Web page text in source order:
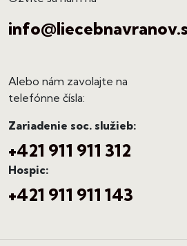
Alebo nám zavolajte na
telefónne čísla:
Zariadenie soc. služieb:
+421 911 911 312
Hospic:
+421 911 911 143